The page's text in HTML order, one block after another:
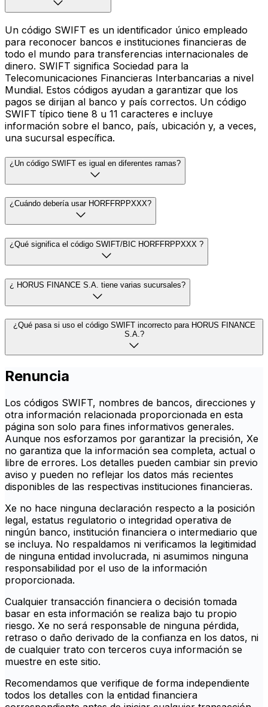
Un código SWIFT es un identificador único empleado
para reconocer bancos e instituciones financieras de
todo el mundo para transferencias internacionales de
dinero. SWIFT significa Sociedad para la
Telecomunicaciones Financieras Interbancarias a nivel
Mundial. Estos códigos ayudan a garantizar que los
pagos se dirijan al banco y país correctos. Un código
SWIFT típico tiene 8 u 11 caracteres e incluye
información sobre el banco, país, ubicación y, a veces,
una sucursal específica.
¿Un código SWIFT es igual en diferentes ramas?
¿Cuándo debería usar HORFFRPPXXX?
¿Qué significa el código SWIFT/BIC HORFFRPPXXX ?
¿ HORUS FINANCE S.A. tiene varias sucursales?
¿Qué pasa si uso el código SWIFT incorrecto para HORUS FINANCE
S.A.?
Renuncia
Los códigos SWIFT, nombres de bancos, direcciones y
otra información relacionada proporcionada en esta
página son solo para fines informativos generales.
Aunque nos esforzamos por garantizar la precisión, Xe
no garantiza que la información sea completa, actual o
libre de errores. Los detalles pueden cambiar sin previo
aviso y pueden no reflejar los datos más recientes
disponibles de las respectivas instituciones financieras.
Xe no hace ninguna declaración respecto a la posición
legal, estatus regulatorio o integridad operativa de
ningún banco, institución financiera o intermediario que
se incluya. No respaldamos ni verificamos la legitimidad
de ninguna entidad involucrada, ni asumimos ninguna
responsabilidad por el uso de la información
proporcionada.
Cualquier transacción financiera o decisión tomada
basar en esta información se realiza bajo tu propio
riesgo. Xe no será responsable de ninguna pérdida,
retraso o daño derivado de la confianza en los datos, ni
de cualquier trato con terceros cuya información se
muestre en este sitio.
Recomendamos que verifique de forma independiente
todos los detalles con la entidad financiera